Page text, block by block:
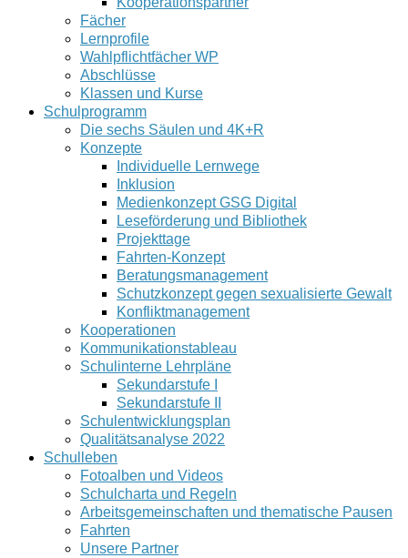
Fächer
Lernprofile
Wahlpflichtfächer WP
Abschlüsse
Klassen und Kurse
Schulprogramm
Die sechs Säulen und 4K+R
Konzepte
Individuelle Lernwege
Inklusion
Medienkonzept GSG Digital
Leseförderung und Bibliothek
Projekttage
Fahrten-Konzept
Beratungsmanagement
Schutzkonzept gegen sexualisierte Gewalt
Konfliktmanagement
Kooperationen
Kommunikationstableau
Schulinterne Lehrpläne
Sekundarstufe I
Sekundarstufe II
Schulentwicklungsplan
Qualitätsanalyse 2022
Schulleben
Fotoalben und Videos
Schulcharta und Regeln
Arbeitsgemeinschaften und thematische Pausen
Fahrten
Unsere Partner